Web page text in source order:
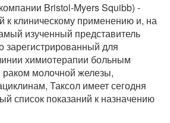
Bristol-Myers Squibb) -
клиническому применению и, на
изученный представитель
зарегистрированный для
химиотерапии больным
молочной железы,
Таксол имеет сегодня
список показаний к назначению